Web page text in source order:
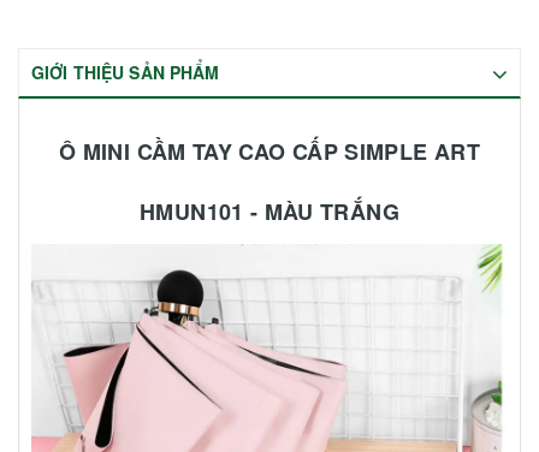
GIỚI THIỆU SẢN PHẨM
Ô MINI CẦM TAY CAO CẤP SIMPLE ART
HMUN101 - MÀU TRẮNG